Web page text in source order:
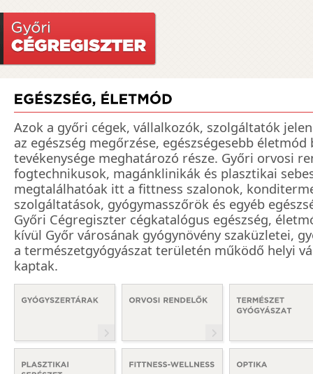
Azok a győri cégek, vállalkozók, szolgáltatók
az egészség megőrzése, egészségesebb
tevékenysége meghatározó része. Győri orvosi
fogtechnikusok, magánklinikák és plasztikai
megtalálhatóak itt a fittness szalonok,
szolgáltatások, gyógymasszőrök és egyéb
Győri Cégregiszter cégkatalógus egészség,
kívül Győr városának gyógynövény szaküzletei,
a természetgyógyászat területén működő helyi
kaptak.